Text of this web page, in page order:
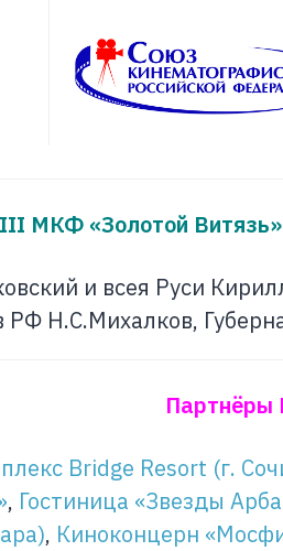
МКФ «Золотой
и всея Руси
Н.С.Михалков,
Партнёры
Bridge Resort (г.
, Гостиница «Звезды
, Киноконцерн